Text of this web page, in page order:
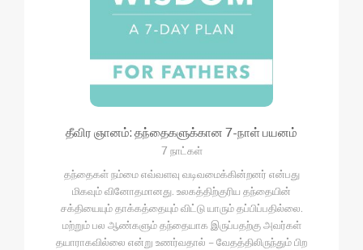
தீவிர ஞானம்: தந்தைகளுக்கான 7-நாள் பயனம்
7 நாட்கள்
தந்தைகள் நம்மை எவ்வளவு வடிவமைக்கின்றனர் என்பது
மிகவும் வினோதமானது. உலகத்திற்குரிய தந்தையின்
சக்தியையும் தாக்கத்தையும் விட்டு யாரும் தப்பிப்பதில்லை.
மற்றும் பல ஆண்களும் தந்தையாக இருப்பதற்கு அவர்கள்
தயாராகவில்லை என்று உணர்வதால் – வேதத்திலிருந்தும் பிற